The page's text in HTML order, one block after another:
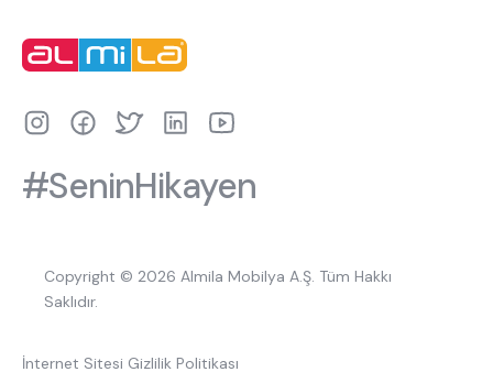
#SeninHikayen
Copyright © 2026 Almila Mobilya A.Ş. Tüm Hakkı
Saklıdır.
İnternet Sitesi Gizlilik Politikası